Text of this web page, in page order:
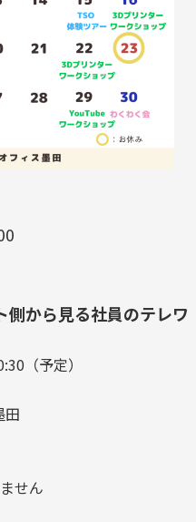
側から見る社員のテレワ
（予定）
田
せん